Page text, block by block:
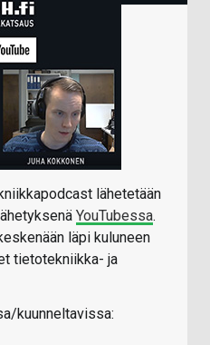
lähetetään
YouTubessa.
läpi kuluneen
tietotekniikka- ja
kuunneltavissa: